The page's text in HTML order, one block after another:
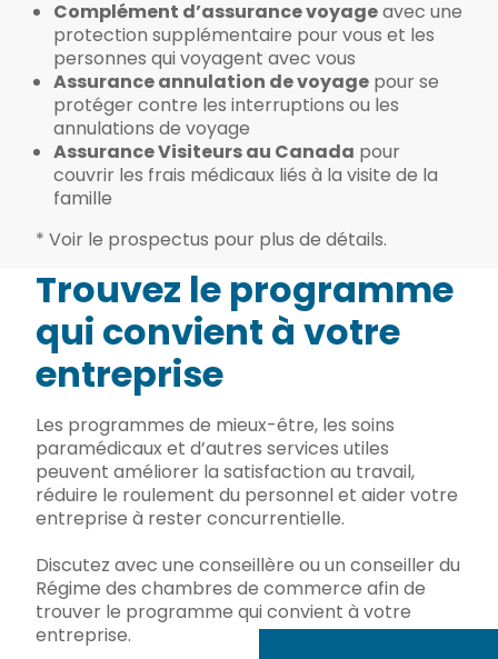
Complément d’assurance voyageavec une
protection supplémentaire pour vous et les
personnes qui voyagent avec vous
Assurance annulation de voyage pour se
protéger contre les interruptions ou les
annulations de voyage
Assurance Visiteurs au Canada pour
couvrir les frais médicaux liés à la visite de la
famille
* Voir le prospectus pour plus de détails.
Trouvez le programme
qui convient à votre
entreprise
Les programmes de mieux-être, les soins
paramédicaux et d’autres services utiles
peuvent améliorer la satisfaction au travail,
réduire le roulement du personnel et aider votre
entreprise à rester concurrentielle.
Discutez avec une conseillère ou un conseiller du
Régime des chambres de commerce afin de
trouver le programme qui convient à votre
entreprise.